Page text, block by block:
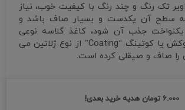
تک رنگ و چند رنگ با کیفیت خوب، نیاز
که سطح آن یکدست و بسیار صاف باشد و
جذب آن شود، کاغذ گلاسه نوعی
کاغذ مرغوب با روکش یا کوتینگ “Coating” از نوع ژلاتین می
صاف و صیقلی کرده است.
6.000 تومان هدیه خرید بعدی!